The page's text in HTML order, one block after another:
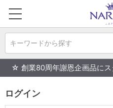
キーワードから探す
☆ 創業80周年謝恩企画品に
ログイン